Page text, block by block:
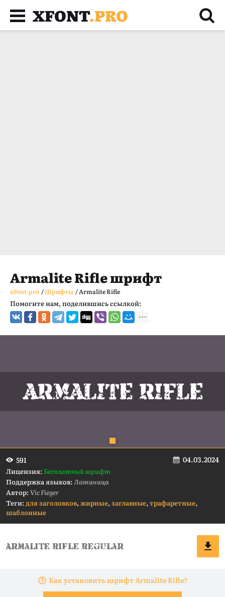
XFONT.PRO
Armalite Rifle шрифт
xFont.pro /Шрифты /Armalite Rifle
Помогите нам, поделившись ссылкой:
591 04.03.2024
Лицензия:Бесплатный шрифт
Поддержка языков:Латиница
Автор:Vic Fieger
Теги:для заголовков,жирные,заглавные,трафаретные,
шаблонные
Как установить шрифт Armalite Rifle?